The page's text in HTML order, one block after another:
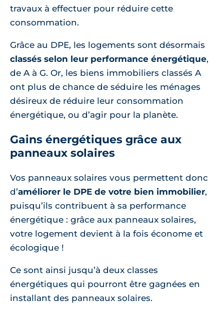
travaux à effectuer pour réduire cette
consommation.
Grâce au DPE, les logements sont désormais
classés selon leur performance énergétique,
de A à G. Or, les biens immobiliers classés A
ont plus de chance de séduire les ménages
désireux de réduire leur consommation
énergétique, ou d’agir pour la planète.
Gains énergétiques grâce aux
panneaux solaires
Vos panneaux solaires vous permettent donc
d’améliorer le DPE de votre bien immobilier,
puisqu’ils contribuent à sa performance
énergétique : grâce aux panneaux solaires,
votre logement devient à la fois économe et
écologique !
Ce sont ainsi jusqu’à deux classes
énergétiques qui pourront être gagnées en
installant des panneaux solaires.